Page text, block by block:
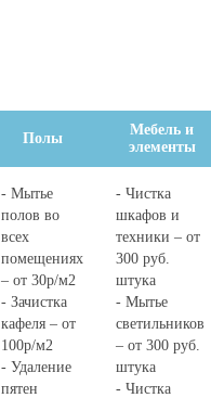
Полы
Мебель и
элементы
- Мытье
полов во
всех
помещениях
– от 30р/м2
- Зачистка
кафеля – от
100р/м2
- Удаление
пятен
- Чистка
шкафов и
техники – от
300 руб.
штука
- Мытье
светильников
– от 300 руб.
штука
- Чистка